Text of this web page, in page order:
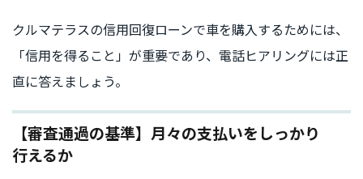
クルマテラスの信用回復ローンで車を購入するためには、
「信用を得ること」が重要であり、電話ヒアリングには正
直に答えましょう。
【審査通過の基準】月々の支払いをしっかり
行えるか